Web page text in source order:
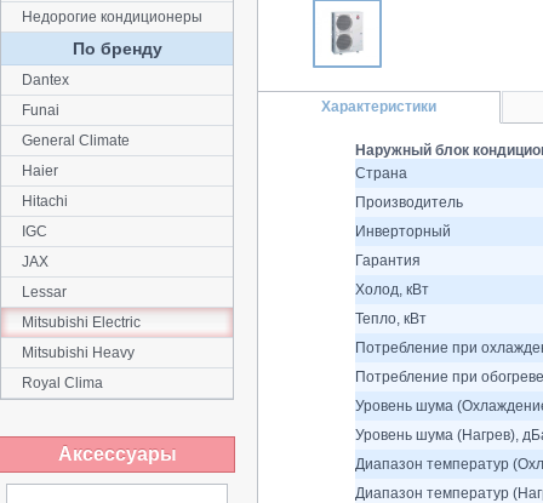
Характеристики
Наружный блок
Страна
Производитель
Инверторный
Гарантия
Холод, кВт
Тепло, кВт
Потребление при
Потребление при
Уровень шума
Уровень шума (Нагрев),
Диапазон температур
Диапазон температур
Недорогие кондиционеры
По бренду
Dantex
Funai
General Climate
Haier
Hitachi
IGC
JAX
Lessar
Mitsubishi Electric
Mitsubishi Heavy
Royal Clima
Аксессуары